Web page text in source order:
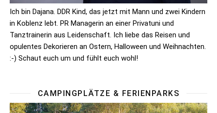
Ich bin Dajana. DDR Kind, das jetzt mit Mann und zwei Kindern
in Koblenz lebt. PR Managerin an einer Privatuni und
Tanztrainerin aus Leidenschaft. Ich liebe das Reisen und
opulentes Dekorieren an Ostern, Halloween und Weihnachten.
:-) Schaut euch um und fühlt euch wohl!
CAMPINGPLÄTZE & FERIENPARKS